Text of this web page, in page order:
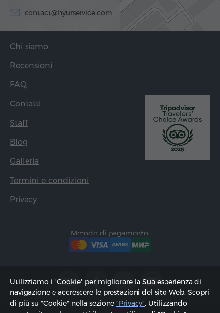
contact@hyurservice.com
Chi siamo
Recensioni
FAQ
Contatti
Staff
Blog
Galleria
Termini e condizioni
Privacy
Metodo di pagamento:
Utilizziamo i "Cookie" per migliorare la Sua esperienza di
navigazione e accrescere le prestazioni del sito Web. Scopri
di più su "Cookie" nella sezione "Privacy". Utilizzando